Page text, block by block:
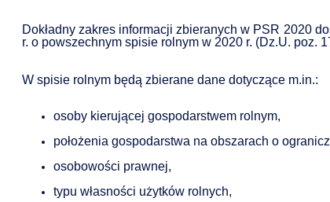
Dokładny zakres informacji zbieranych w PSR 2020
r. o powszechnym spisie rolnym w 2020 r. (Dz.U. poz.
W spisie rolnym będą zbierane dane dotyczące m.in.:
osoby kierującej gospodarstwem rolnym,
położenia gospodarstwa na obszarach o
osobowości prawnej,
typu własności użytków rolnych,